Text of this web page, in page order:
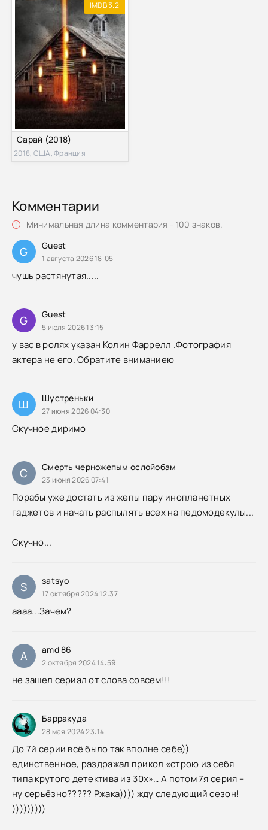
IMDB 3.2
Сарай (2018)
2018, США, Франция
Комментарии
Минимальная длина комментария - 100 знаков.
G Guest
1 августа 2026 18:05
чушь растянутая.....
G Guest
5 июля 2026 13:15
у вас в ролях указан Колин Фаррелл .Фотография
актера не его. Обратите вниманиею
Ш Шустреньки
27 июня 2026 04:30
Скучное диримо
С Смерть черножепым ослойобам
23 июня 2026 07:41
Порабы уже достать из жепы пару инопланетных
гаджетов и начать распылять всех на педомодекулы...
Скучно...
S satsyo
17 октября 2024 12:37
аааа...Зачем?
A amd 86
2 октября 2024 14:59
не зашел сериал от слова совсем!!!
Барракуда
28 мая 2024 23:14
До 7й серии всё было так вполне себе))
единственное, раздражал прикол «строю из себя
типа крутого детектива из 30х»… А потом 7я серия –
ну серьёзно????? Ржака)))) жду следующий сезон!
)))))))))